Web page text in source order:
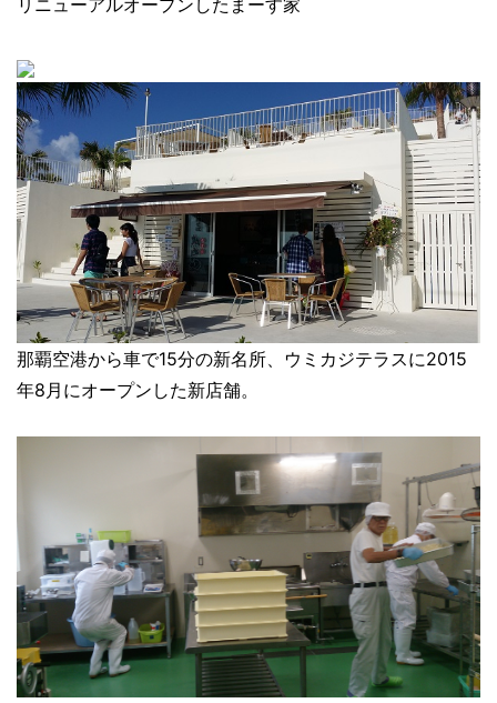
リニューアルオープンしたまーす家
那覇空港から車で15分の新名所、ウミカジテラスに2015
年8月にオープンした新店舗。